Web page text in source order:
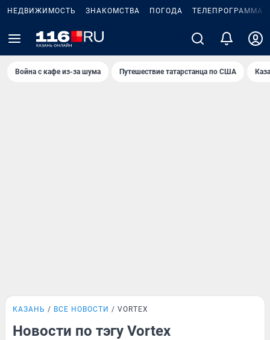
НЕДВИЖИМОСТЬ ЗНАКОМСТВА ПОГОДА ТЕЛЕПРОГРАММА
Война с кафе из-за шума Путешествие татарстанца по США
КАЗАНЬ ВСЕ НОВОСТИ VORTEX
Новости по тэгу Vortex